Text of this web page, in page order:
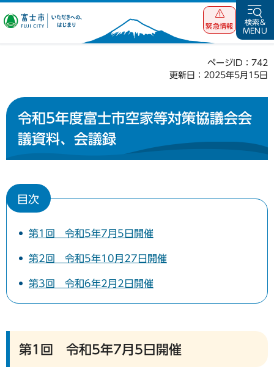
富士市 いただ
緊急情報
検索&
MENU
ページID：742
更新日：2025年5月15日
令和5年度富士市空家等対策協議会会
議資料、会議録
目次
第1回 令和5年7月5日開催
第2回 令和5年10月27日開催
第3回 令和6年2月2日開催
第1回 令和5年7月5日開催